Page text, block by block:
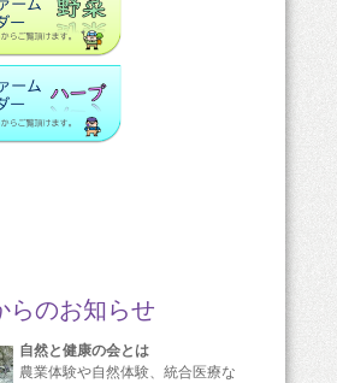
らのお知らせ
自然と健康の会とは
農業体験や自然体験、統合医療な